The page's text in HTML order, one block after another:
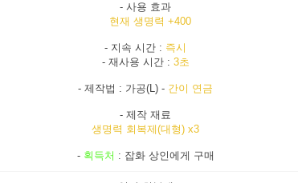
- 사용 효과
현재 생명력 +400
- 지속 시간 : 즉시
- 재사용 시간 : 3초
- 제작법 : 가공(L) - 간이 연금
- 제작 재료
생명력 회복제(대형) x3
- 획득처 : 잡화 상인에게 구매